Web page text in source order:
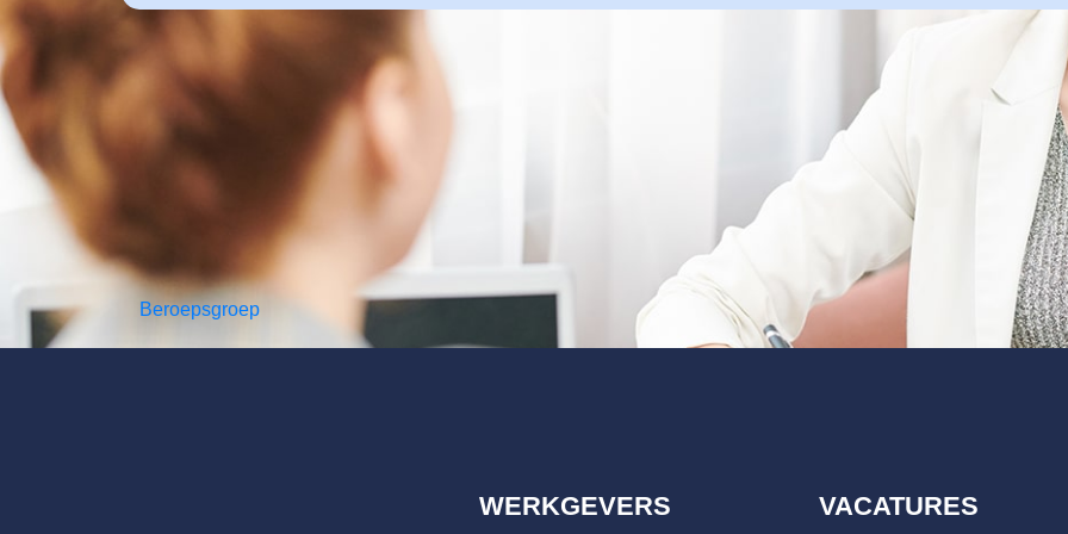
Beroepsgroep
WERKGEVERS VACATURES